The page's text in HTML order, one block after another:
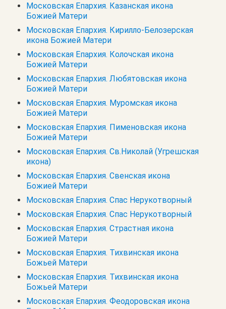
Московская Епархия. Казанская икона
Божией Матери
Московская Епархия. Кирилло-Белозерская
икона Божией Матери
Московская Епархия. Колочская икона
Божией Матери
Московская Епархия. Любятовская икона
Божией Матери
Московская Епархия. Муромская икона
Божией Матери
Московская Епархия. Пименовская икона
Божией Матери
Московская Епархия. Св.Николай (Угрешская
икона)
Московская Епархия. Свенская икона
Божией Матери
Московская Епархия. Спас Нерукотворный
Московская Епархия. Спас Нерукотворный
Московская Епархия. Страстная икона
Божией Матери
Московская Епархия. Тихвинская икона
Божьей Матери
Московская Епархия. Тихвинская икона
Божьей Матери
Московская Епархия. Феодоровская икона